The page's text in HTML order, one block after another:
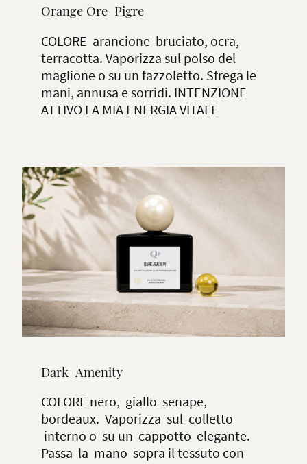
Orange Ore Pigre
COLORE arancione bruciato, ocra,
terracotta. Vaporizza sul polso del
maglione o su un fazzoletto. Sfrega le
mani, annusa e sorridi. INTENZIONE
ATTIVO LA MIA ENERGIA VITALE
Dark Amenity
COLORE nero, giallo senape,
bordeaux. Vaporizza sul colletto
interno o su un cappotto elegante.
Passa la mano sopra il tessuto con